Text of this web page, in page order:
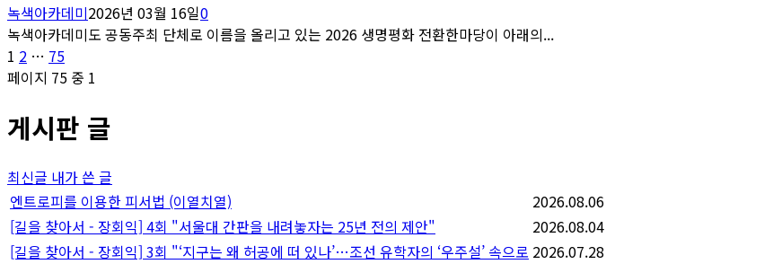
녹색아카데미2026년 03월 16일0
녹색아카데미도 공동주최 단체로 이름을 올리고 있는 2026 생명평화 전환한마당이 아래의...
글
페
이
지
매
김
페
이
1 페
이
2 … 페
이
75
페이지 75 중 1
게시판 글
최신글 내가 쓴 글
엔트로피를 이용한 피서법 (이열치열)
2026.08.06
[길을 찾아서 - 장회익] 4회 "서울대 간판을 내려놓자는 25년 전의 제안"
2026.08.04
[길을 찾아서 - 장회익] 3회 "‘지구는 왜 허공에 떠 있나’…조선 유학자의 ‘우주설’ 속으로 2026.07.28